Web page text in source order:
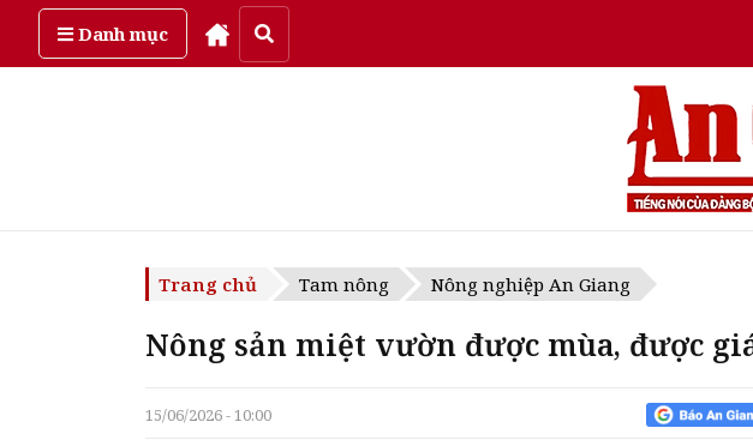
Danh mụcThứ bảy, ngày 8/08/2026
Trang chủ Tam nông Nông nghiệp An Giang
Nông sản miệt vườn được mùa, được
15/06/2026 - 10:00